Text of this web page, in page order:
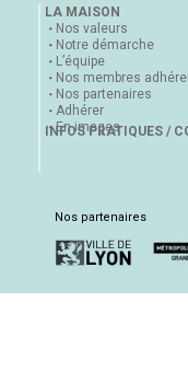
LA MAISON
Nos valeurs
Notre démarche
L’équipe
Nos membres
Nos partenaires
Adhérer
En images
INFOS PRATIQUES /
Nos partenaires